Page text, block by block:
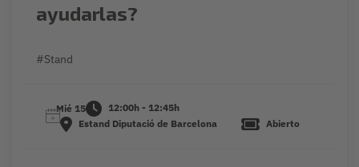
ayudarlas?
#Stand
Mié 15
12:00h - 12:45h
Estand Diputació de Barcelona
Abierto